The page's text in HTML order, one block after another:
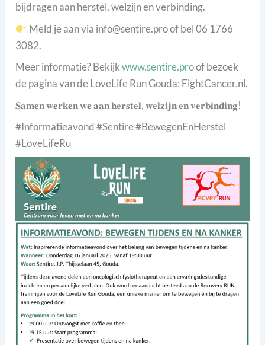
bijdragen aan herstel, welzijn en verbinding.
Meld je aan via info@sentire.pro of bel 06 1766
3082.
Meer informatie? Bekijkwww.sentire.proof bezoek
de pagina van de LoveLife Run Gouda: FightCancer.nl.
𝐒𝐚𝐦𝐞𝐧 𝐰𝐞𝐫𝐤𝐞𝐧 𝐰𝐞 𝐚𝐚𝐧 𝐡𝐞𝐫𝐬𝐭𝐞𝐥, 𝐰𝐞𝐥𝐳𝐢𝐣𝐧 𝐞𝐧 𝐯𝐞𝐫𝐛𝐢𝐧𝐝𝐢𝐧𝐠!
#Informatieavond #Sentire #BewegenEnHerstel
#LoveLifeRu